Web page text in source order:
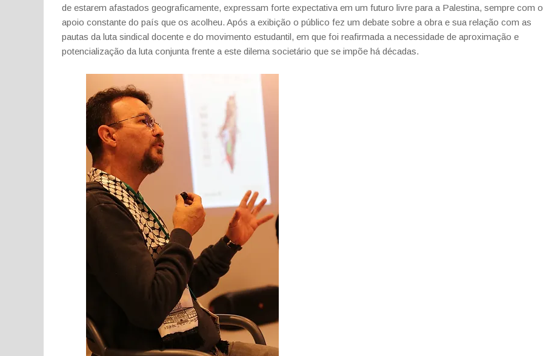
de estarem afastados geograficamente, expressam forte expectativa em um futuro livre para a Palestina, sempre com o
apoio constante do país que os acolheu. Após a exibição o público fez um debate sobre a obra e sua relação com as
pautas da luta sindical docente e do movimento estudantil, em que foi reafirmada a necessidade de aproximação e
potencialização da luta conjunta frente a este dilema societário que se impõe há décadas.